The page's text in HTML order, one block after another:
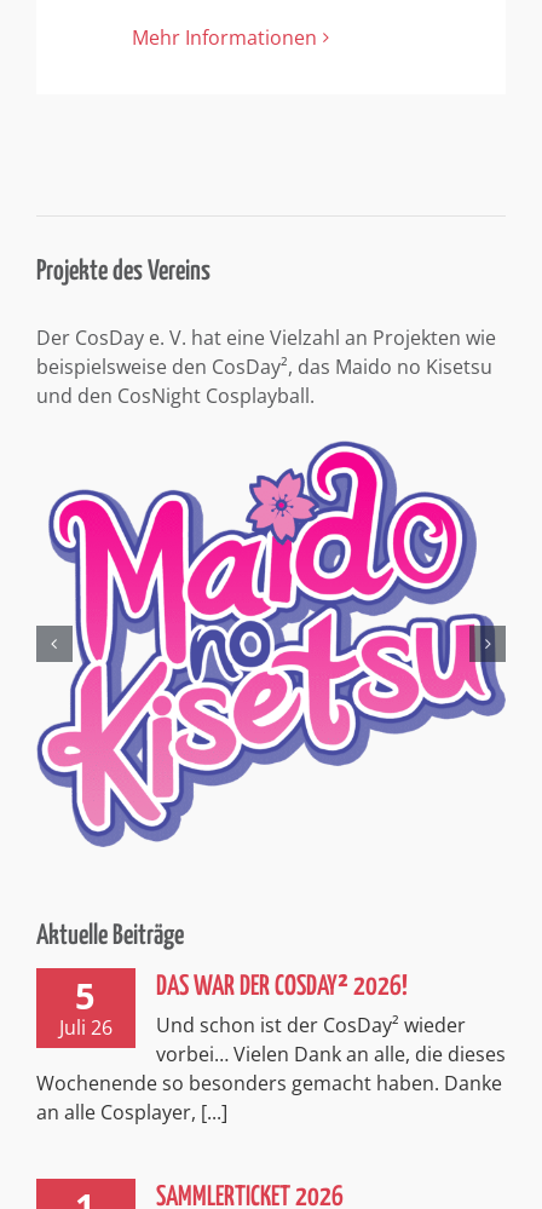
Mehr Informationen
Projekte des Vereins
Der CosDay e. V. hat eine Vielzahl an Projekten wie
beispielsweise den CosDay², das Maido no Kisetsu
und den CosNight Cosplayball.
Aktuelle Beiträge
5
Juli 26
DAS WAR DER COSDAY² 2026!
Und schon ist der CosDay² wieder
vorbei… Vielen Dank an alle, die dieses
Wochenende so besonders gemacht haben. Danke
an alle Cosplayer, [...]
SAMMLERTICKET 2026